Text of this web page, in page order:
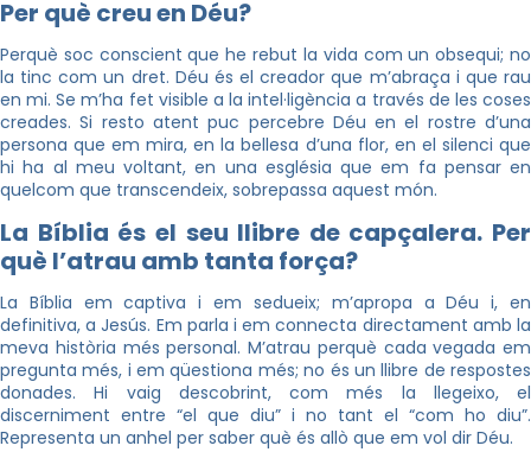
Per què creu en Déu?
Perquè soc conscient que he rebut la vida com un obsequi; no
la tinc com un dret. Déu és el creador que m’abraça i que rau
en mi. Se m’ha fet visible a la intel·ligència a través de les coses
creades. Si resto atent puc percebre Déu en el rostre d’una
persona que em mira, en la bellesa d’una flor, en el silenci que
hi ha al meu voltant, en una església que em fa pensar en
quelcom que transcendeix, sobrepassa aquest món.
La Bíblia és el seu llibre de capçalera. Per
què l’atrau amb tanta força?
La Bíblia em captiva i em sedueix; m’apropa a Déu i, en
definitiva, a Jesús. Em parla i em connecta directament amb la
meva història més personal. M’atrau perquè cada vegada em
pregunta més, i em qüestiona més; no és un llibre de respostes
donades. Hi vaig descobrint, com més la llegeixo, el
discerniment entre “el que diu” i no tant el “com ho diu”.
Representa un anhel per saber què és allò que em vol dir Déu.